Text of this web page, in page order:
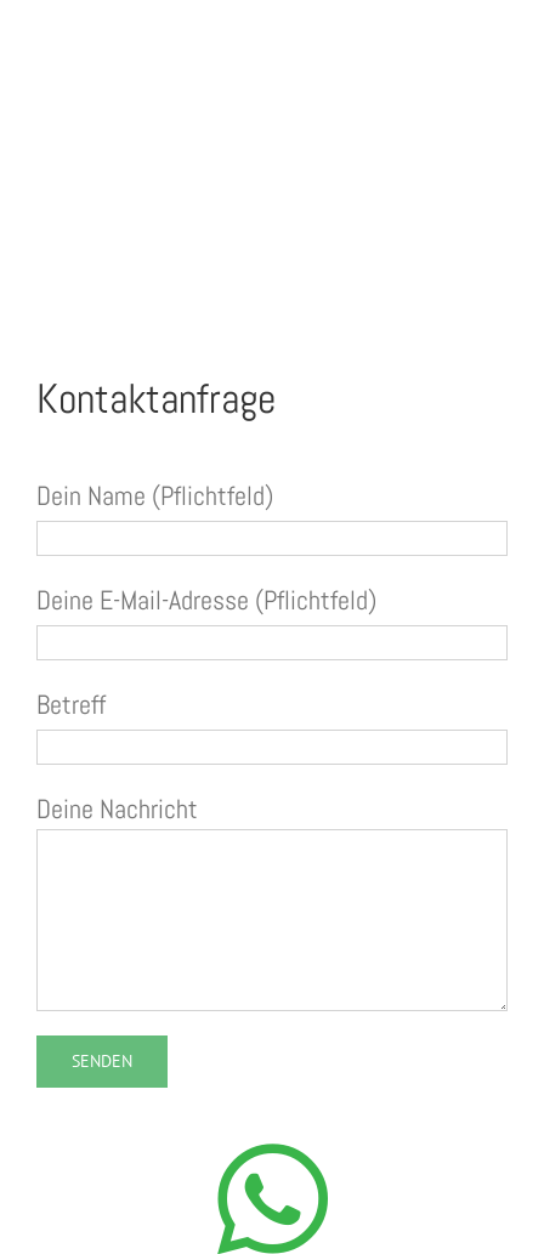
Kontaktanfrage
Dein Name (Pflichtfeld)
Deine E-Mail-Adresse (Pflichtfeld)
Betreff
Deine Nachricht